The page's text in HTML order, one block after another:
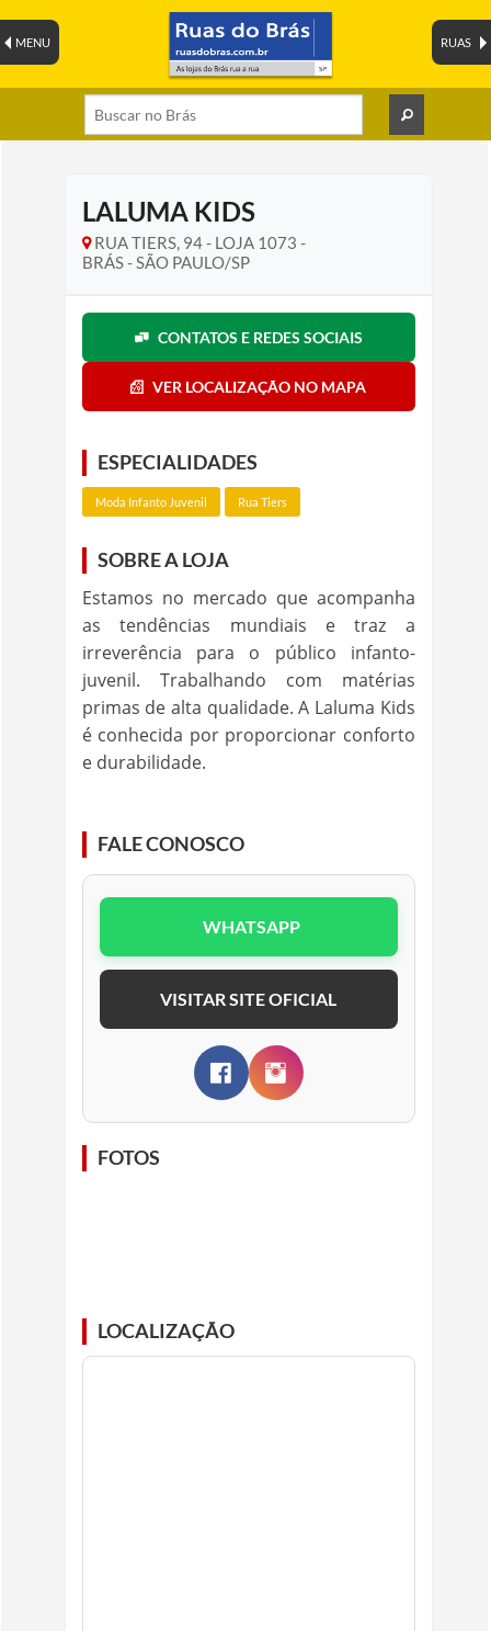
RUAS
MENU
LALUMA KIDS
RUA TIERS, 94 - LOJA 1073 -
BRÁS - SÃO PAULO/SP
CONTATOS E REDES SOCIAIS
VER LOCALIZAÇÃO NO MAPA
ESPECIALIDADES
Moda Infanto Juvenil Rua Tiers
SOBRE A LOJA
Estamos no mercado que acompanha
as tendências mundiais e traz a
irreverência para o público infanto-
juvenil. Trabalhando com matérias
primas de alta qualidade. A Laluma Kids
é conhecida por proporcionar conforto
e durabilidade.
FALE CONOSCO
WHATSAPP
VISITAR SITE OFICIAL
FOTOS
LOCALIZAÇÃO